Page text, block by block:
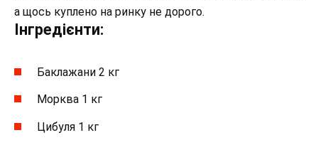
а щось куплено на ринку не дорого.
Інгредієнти:
Баклажани 2 кг
Морква 1 кг
Цибуля 1 кг